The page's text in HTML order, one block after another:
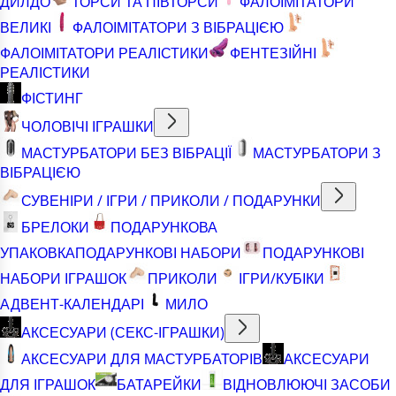
ВЕЛИКІ
ФАЛОІМІТАТОРИ З ВІБРАЦІЄЮ
ФАЛОІМІТАТОРИ РЕАЛІСТИКИ
ФЕНТЕЗІЙНІ
РЕАЛІСТИКИ
ФІСТИНГ
ЧОЛОВІЧІ ІГРАШКИ
МАСТУРБАТОРИ БЕЗ ВІБРАЦІЇ
МАСТУРБАТОРИ З
ВІБРАЦІЄЮ
СУВЕНІРИ / ІГРИ / ПРИКОЛИ / ПОДАРУНКИ
БРЕЛОКИ
ПОДАРУНКОВА
УПАКОВКАПОДАРУНКОВІ НАБОРИ
ПОДАРУНКОВІ
НАБОРИ ІГРАШОК
ПРИКОЛИ
ІГРИ/КУБІКИ
АДВЕНТ-КАЛЕНДАРІ
МИЛО
АКСЕСУАРИ (СЕКС-ІГРАШКИ)
АКСЕСУАРИ ДЛЯ МАСТУРБАТОРІВ
АКСЕСУАРИ
ДЛЯ ІГРАШОК
БАТАРЕЙКИ ВІДНОВЛЮЮЧІ ЗАСОБИ